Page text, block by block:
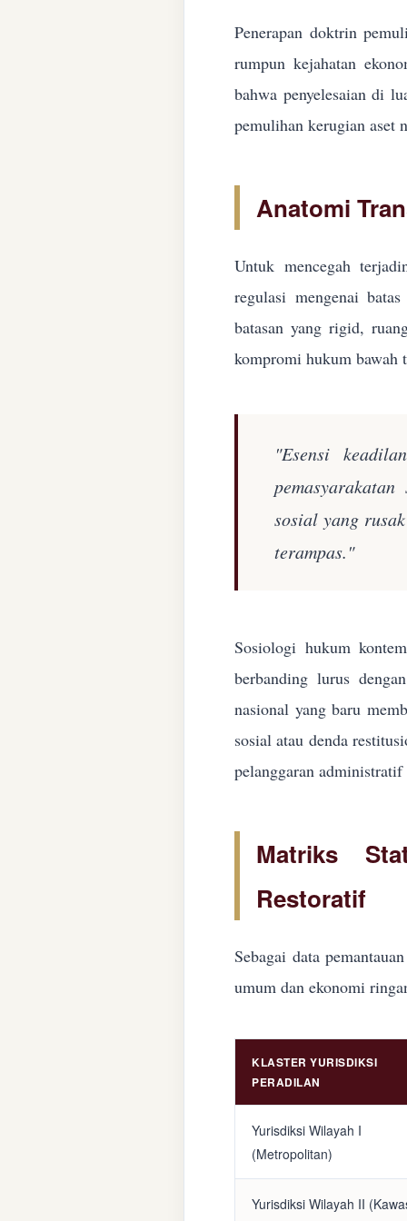
Penerapan doktrin
rumpun kejahatan
bahwa penyelesaian di
pemulihan kerugian aset
Anatomi
Untuk mencegah
regulasi mengenai
batasan yang rigid,
kompromi hukum bawah
"Esensi
sosial yang
terampas."
Sosiologi hukum
berbanding lurus
nasional yang baru
sosial atau denda
pelanggaran
Matriks
Restoratif
Sebagai data
umum dan ekonomi
KLASTER YURISDIKSI
PERADILAN
Yurisdiksi Wilayah I
(Metropolitan)
Yurisdiksi Wilayah II